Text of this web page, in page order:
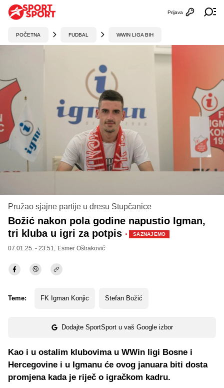
Otvori
Prijava
POČETNA FUDBAL WWIN LIGA BIH
Pružao sjajne partije u dresu Stupčanice
Božić nakon pola godine napustio Igman,
tri kluba u igri za potpis · SAZNAJEMO
07.01.25. - 23:51, Esmer Oštraković
Teme: FK Igman Konjic Stefan Božić
Dodajte SportSport u vaš Google izbor
Kao i u ostalim klubovima u WWin ligi Bosne i
Hercegovine i u Igmanu će ovog januara biti dosta
promjena kada je riječ o igračkom kadru.